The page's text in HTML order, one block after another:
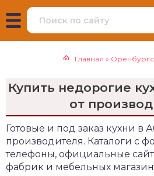
Главная »
Купить недорогие
от
Готовые и под заказ кухни в
производителя. Каталоги с
телефоны, официальные
фабрик и мебельных